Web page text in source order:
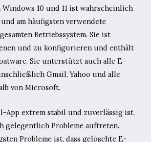
10 und 11 ist wahrscheinlich
am häufigsten verwendete
Betriebssystem. Sie ist
und zu konfigurieren und enthält
Sie unterstützt auch alle E-
Gmail, Yahoo und alle
von Microsoft.
App extrem stabil und zuverlässig ist,
gelegentlich Probleme auftreten.
Probleme ist, dass gelöschte E-